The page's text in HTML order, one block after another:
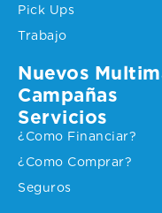
Pick Ups
Trabajo
Nuevos
Campañas
Servicios
¿Como Financiar?
¿Como Comprar?
Seguros